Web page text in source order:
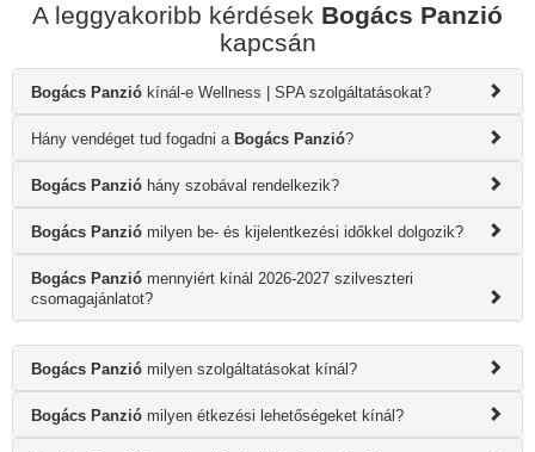
A leggyakoribb kérdések Bogács Panzió
kapcsán
Bogács Panzió kínál-e Wellness | SPA szolgáltatásokat?
Hány vendéget tud fogadni a Bogács Panzió?
Bogács Panzió hány szobával rendelkezik?
Bogács Panzió milyen be- és kijelentkezési időkkel dolgozik?
Bogács Panzió mennyiért kínál 2026-2027 szilveszteri
csomagajánlatot?
Bogács Panzió milyen szolgáltatásokat kínál?
Bogács Panzió milyen étkezési lehetőségeket kínál?